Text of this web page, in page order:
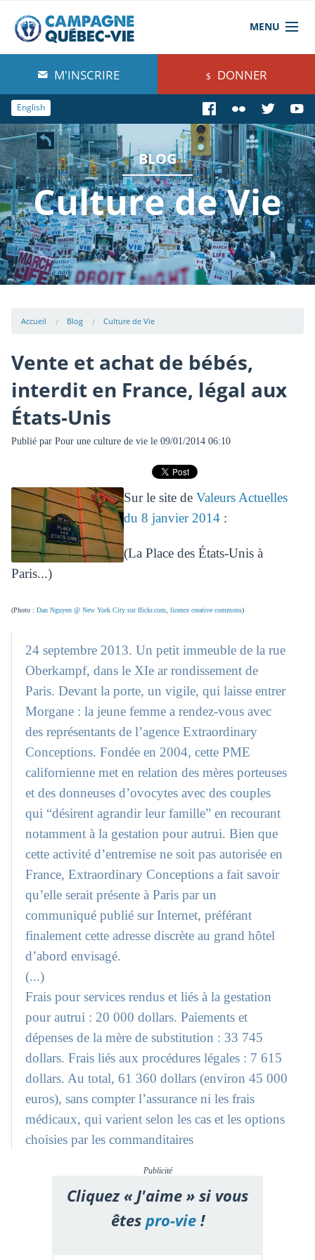
MENU
À propos de nous
Blog
Comprendre
Agir
Boutique
M'INSCRIRE DONNER
English
BLOG
Culture de Vie
Accueil Blog Culture de Vie
Vente et achat de bébés,
interdit en France, légal aux
États-Unis
Publié par Pour une culture de viele 09/01/2014 06:10
Sur le site de Valeurs Actuelles
du 8 janvier 2014:
(La Place des États-Unis à
Paris...)
(Photo : Dan Nguyen @ New York City sur flickr.com, licence creative commons)
24 septembre 2013. Un petit immeuble de la rue
Oberkampf, dans le XIe ar rondissement de
Paris. Devant la porte, un vigile, qui laisse entrer
Morgane : la jeune femme a rendez-vous avec
des représentants de l’agence Extraordinary
Conceptions. Fondée en 2004, cette PME
californienne met en relation des mères porteuses
et des donneuses d’ovocytes avec des couples
qui “désirent agrandir leur famille” en recourant
notamment à la gestation pour autrui. Bien que
cette activité d’entremise ne soit pas autorisée en
France, Extraordinary Conceptions a fait savoir
qu’elle serait présente à Paris par un
communiqué publié sur Internet, préférant
finalement cette adresse discrète au grand hôtel
d’abord envisagé.
(...)
Frais pour services rendus et liés à la gestation
pour autrui : 20 000 dollars. Paiements et
dépenses de la mère de substitution : 33 745
dollars. Frais liés aux procédures légales : 7 615
dollars. Au total, 61 360 dollars (environ 45 000
euros), sans compter l’assurance ni les frais
médicaux, qui varient selon les cas et les options
choisies par les commanditaires
Publicité
Cliquez « J'aime » si vous
êtespro-vie!